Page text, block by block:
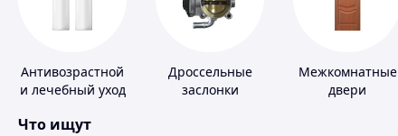
Антивозрастной
и лечебный уход
Дроссельные
заслонки
Межкомнатные
двери
Что ищут